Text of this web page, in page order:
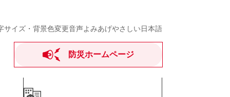
サイズ・背景色変更音声よみあげやさしい日本語
防災ホームページ